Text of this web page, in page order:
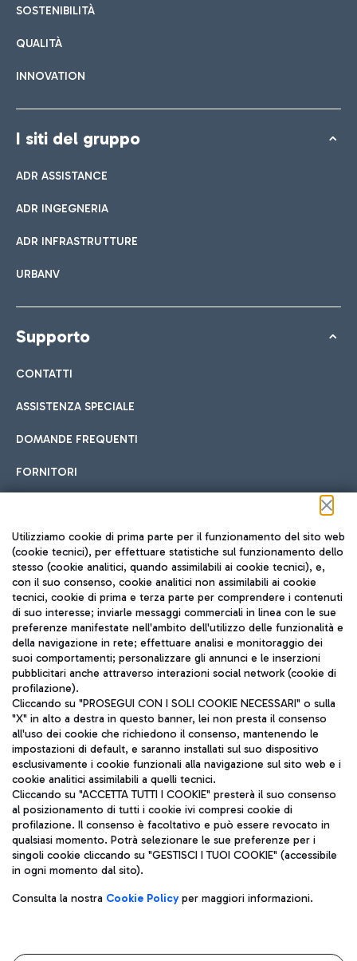
SOSTENIBILITÀ
QUALITÀ
INNOVATION
I siti del gruppo
ADR ASSISTANCE
ADR INGEGNERIA
ADR INFRASTRUTTURE
URBANV
Supporto
CONTATTI
ASSISTENZA SPECIALE
DOMANDE FREQUENTI
FORNITORI
Seguici sui social
TRAVEL JOURNAL
ITA
Aeroporti di Roma S.p.A. - Società soggetta a direzione e
coordinamento di Mundys S.p.A.
Codice fiscale e Registro delle Imprese di Roma 13032990155 P.
IVA 06572251004
Capitale sociale 62.224.743,00 int. vers.
Sede legale: Via Pier Paolo Racchetti 1 - 00054 Fiumicino (RM)
telefono +39 06 65951
Privacy policy
Note legali
Roma FCO
Utilizziamo cookie di prima parte per il funzionamento del sito web
(cookie tecnici), per effettuare statistiche sul funzionamento dello
stesso (cookie analitici, quando assimilabili ai cookie tecnici), e,
con il suo consenso, cookie analitici non assimilabili ai cookie
tecnici, cookie di prima e terza parte per comprendere i contenuti
di suo interesse; inviarle messaggi commerciali in linea con le sue
preferenze manifestate nell'ambito dell'utilizzo delle funzionalità e
della navigazione in rete; effettuare analisi e monitoraggio dei
suoi comportamenti; personalizzare gli annunci e le inserzioni
pubblicitari anche attraverso interazioni social network (cookie di
profilazione).
Cliccando su "PROSEGUI CON I SOLI COOKIE NECESSARI" o sulla
"X" in alto a destra in questo banner, lei non presta il consenso
all'uso dei cookie che richiedono il consenso, mantenendo le
impostazioni di default, e saranno installati sul suo dispositivo
esclusivamente i cookie funzionali alla navigazione sul sito web e i
cookie analitici assimilabili a quelli tecnici.
Cliccando su "ACCETTA TUTTI I COOKIE" presterà il suo consenso
al posizionamento di tutti i cookie ivi compresi cookie di
profilazione. Il consenso è facoltativo e può essere revocato in
qualsiasi momento. Potrà selezionare le sue preferenze per i
singoli cookie cliccando su "GESTISCI I TUOI COOKIE" (accessibile
in ogni momento dal sito).
Consulta la nostra Cookie Policyper maggiori informazioni.